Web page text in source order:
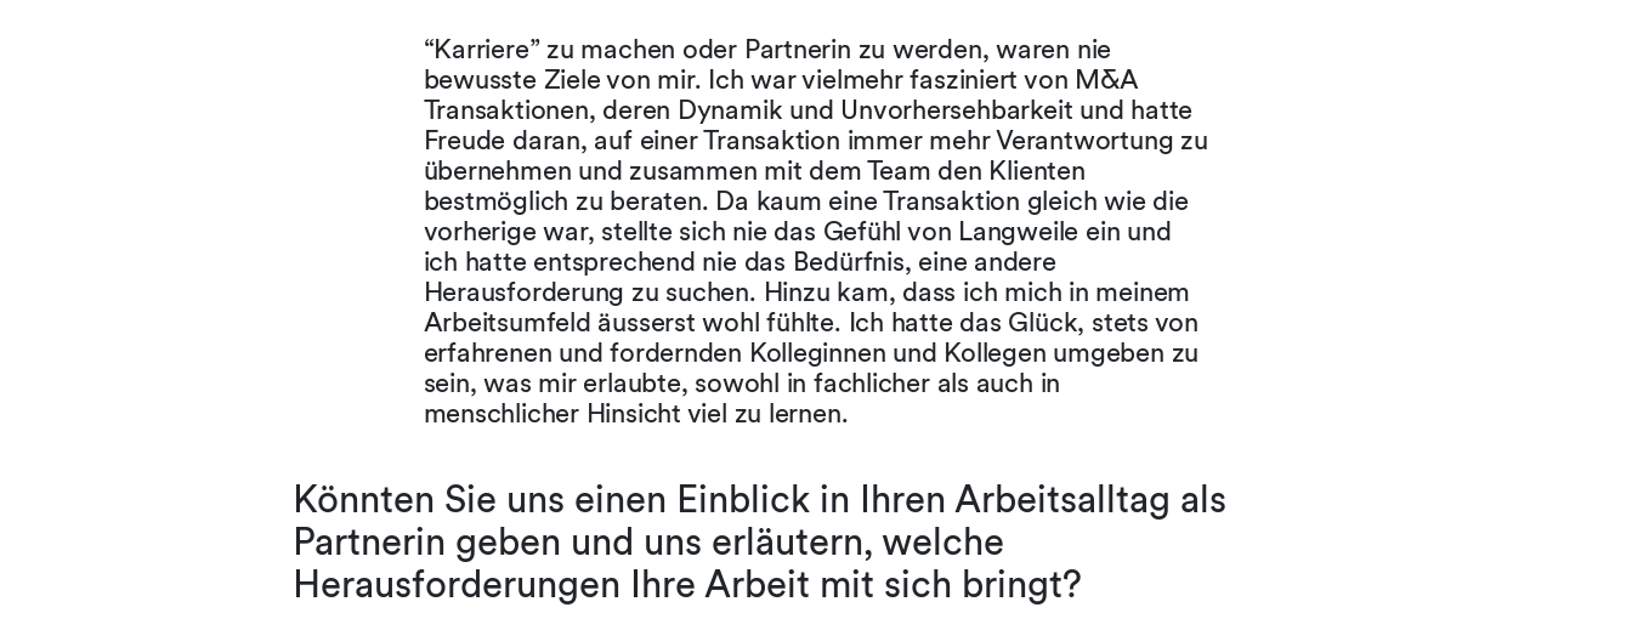
“Karriere” zu machen oder Partnerin zu werden, waren nie
bewusste Ziele von mir. Ich war vielmehr fasziniert von M&A
Transaktionen, deren Dynamik und Unvorhersehbarkeit und hatte
Freude daran, auf einer Transaktion immer mehr Verantwortung zu
übernehmen und zusammen mit dem Team den Klienten
bestmöglich zu beraten. Da kaum eine Transaktion gleich wie die
vorherige war, stellte sich nie das Gefühl von Langweile ein und
ich hatte entsprechend nie das Bedürfnis, eine andere
Herausforderung zu suchen. Hinzu kam, dass ich mich in meinem
Arbeitsumfeld äusserst wohl fühlte. Ich hatte das Glück, stets von
erfahrenen und fordernden Kolleginnen und Kollegen umgeben zu
sein, was mir erlaubte, sowohl in fachlicher als auch in
menschlicher Hinsicht viel zu lernen.
Könnten Sie uns einen Einblick in Ihren Arbeitsalltag als
Partnerin geben und uns erläutern, welche
Herausforderungen Ihre Arbeit mit sich bringt?